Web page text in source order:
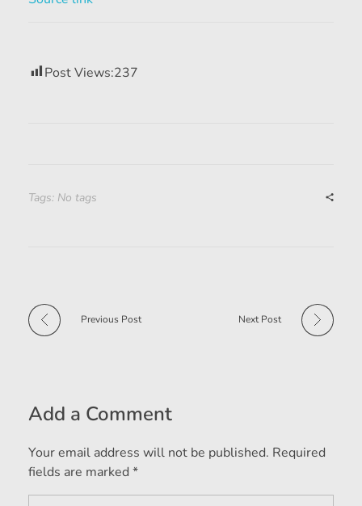
Post Views:237
Tags: No tags
Previous Post Next Post
Add a Comment
Your email address will not be published. Required
fields are marked *